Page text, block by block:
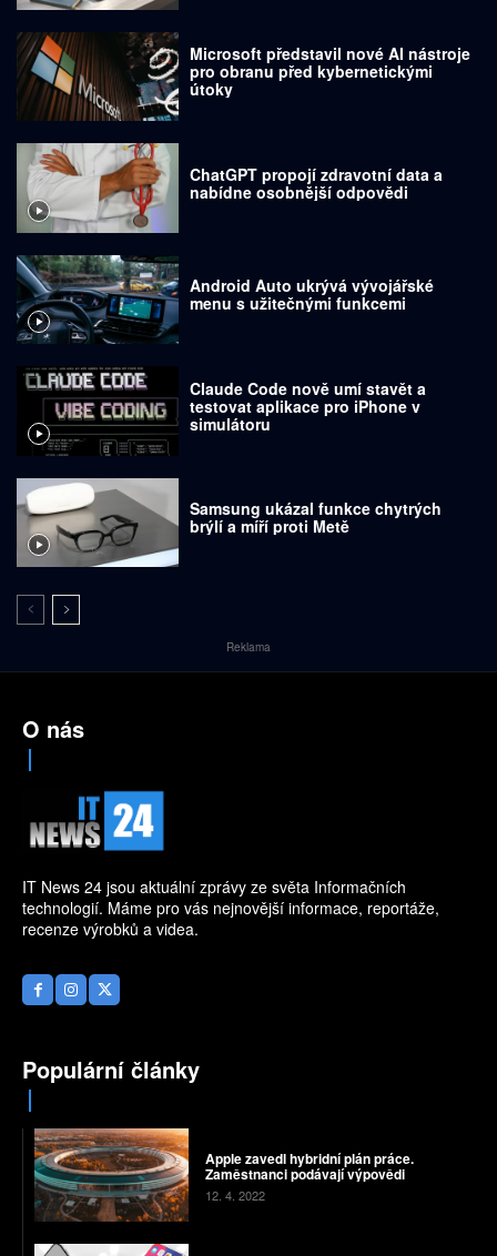
Microsoft představil nové AI nástroje
pro obranu před kybernetickými
útoky
ChatGPT propojí zdravotní data a
nabídne osobnější odpovědi
Android Auto ukrývá vývojářské
menu s užitečnými funkcemi
Claude Code nově umí stavět a
testovat aplikace pro iPhone v
simulátoru
Samsung ukázal funkce chytrých
brýlí a míří proti Metě
Reklama
O nás
IT News 24 jsou aktuální zprávy ze světa Informačních
technologií. Máme pro vás nejnovější informace, reportáže,
recenze výrobků a videa.
Populární články
Apple zavedl hybridní plán práce.
Zaměstnanci podávají výpovědi
12. 4. 2022